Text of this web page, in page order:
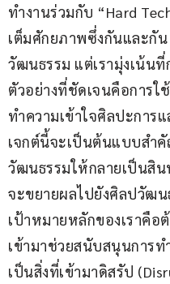
ทำงานร่วมกับ “Hard
เต็มศักยภาพซึ่งกันและกัน
วัฒนธรรม แต่เรามุ่งเน้น
ตัวอย่างที่ชัดเจนคือการใ
ทำความเข้าใจศิลปะการ
เจกต์นี้จะเป็นต้นแบบสำ
วัฒนธรรมให้กลายเป็นสิ
จะขยายผลไปยังศิลปวัฒ
เป้าหมายหลักของเราคือ
เข้ามาช่วยสนับสนุนการท
เป็นสิ่งที่เข้ามาดิสรัป